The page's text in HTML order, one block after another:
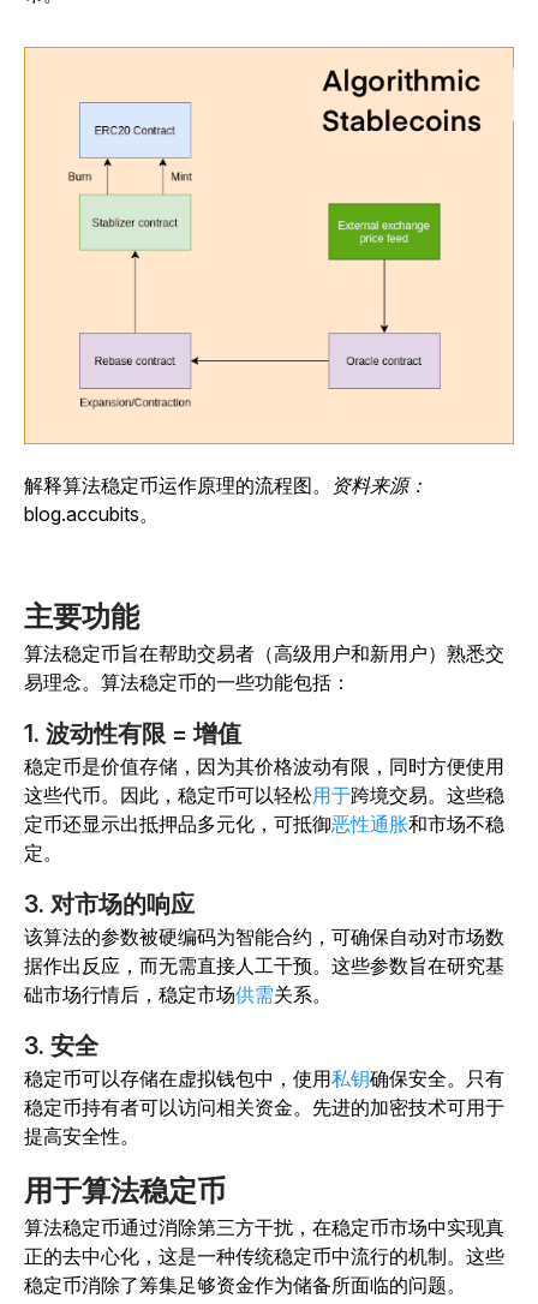
解释算法稳定币运作原理的流程图。 资料来源：
blog.accubits。
主要功能
算法稳定币旨在帮助交易者（高级用户和新用户）熟悉交
易理念。算法稳定币的一些功能包括：
1. 波动性有限 = 增值
稳定币是价值存储，因为其价格波动有限，同时方便使用
这些代币。因此，稳定币可以轻松用于跨境交易。这些稳
定币还显示出抵押品多元化，可抵御恶性通胀和市场不稳
定。
3. 对市场的响应
该算法的参数被硬编码为智能合约，可确保自动对市场数
据作出反应，而无需直接人工干预。这些参数旨在研究基
础市场行情后，稳定市场供需关系。
3. 安全
稳定币可以存储在虚拟钱包中，使用私钥确保安全。只有
稳定币持有者可以访问相关资金。先进的加密技术可用于
提高安全性。
用于算法稳定币
算法稳定币通过消除第三方干扰，在稳定币市场中实现真
正的去中心化，这是一种传统稳定币中流行的机制。这些
稳定币消除了筹集足够资金作为储备所面临的问题。